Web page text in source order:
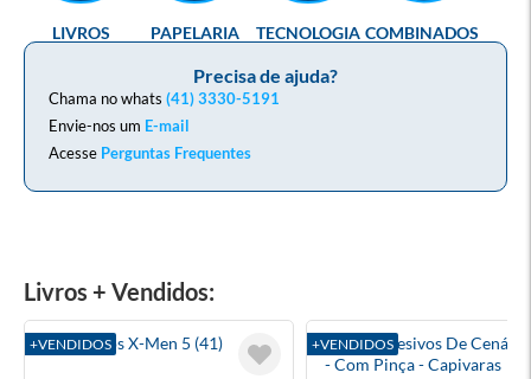
Precisa de ajuda?
Chama no whats (41) 3330-5191
Envie-nos um E-mail
Acesse Perguntas Frequentes
LIVROS PAPELARIA TECNOLOGIA COMBINADOS
Livros + Vendidos:
+VENDIDOS
A Saga Dos X-Men 5 (41) +VENDIDOS
Kit De Adesivos De
- Com Pinça - Capivaras